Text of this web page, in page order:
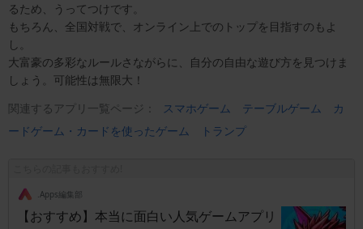
るため、うってつけです。
もちろん、全国対戦で、オンライン上でのトップを目指すのもよ
し。
大富豪の多彩なルールさながらに、自分の自由な遊び方を見つけま
しょう。可能性は無限大！
関連するアプリ一覧ページ：
スマホゲーム テーブルゲーム
カ
ードゲーム・カードを使ったゲーム
トランプ
.Apps編集部
【おすすめ】本当に面白い人気ゲームアプリ